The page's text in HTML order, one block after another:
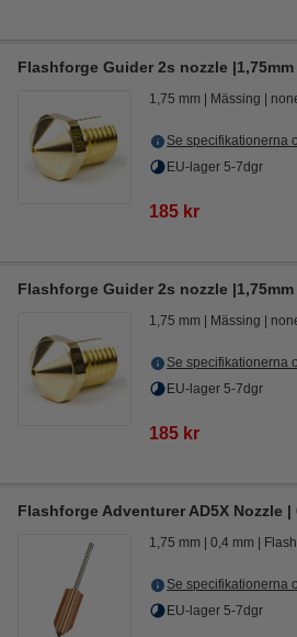
Flashforge Guider 2s nozzle
1,75 mm Mässing
Se specifikationerna
EU-lager 5-7dgr
185 kr
Flashforge Guider 2s nozzle
1,75 mm Mässing
Se specifikationerna
EU-lager 5-7dgr
185 kr
Flashforge Adventurer AD5X Nozzle |
1,75 mm 0,4 mm
Se specifikationerna
EU-lager 5-7dgr